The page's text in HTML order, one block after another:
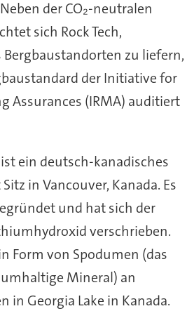
der CO₂-neutralen
sich Rock Tech,
zu liefern,
der Initiative for
Assurances (IRMA) auditiert
ein deutsch-kanadisches
in Vancouver, Kanada. Es
und hat sich der
verschrieben.
Form von Spodumen (das
Mineral) an
in Georgia Lake in Kanada.